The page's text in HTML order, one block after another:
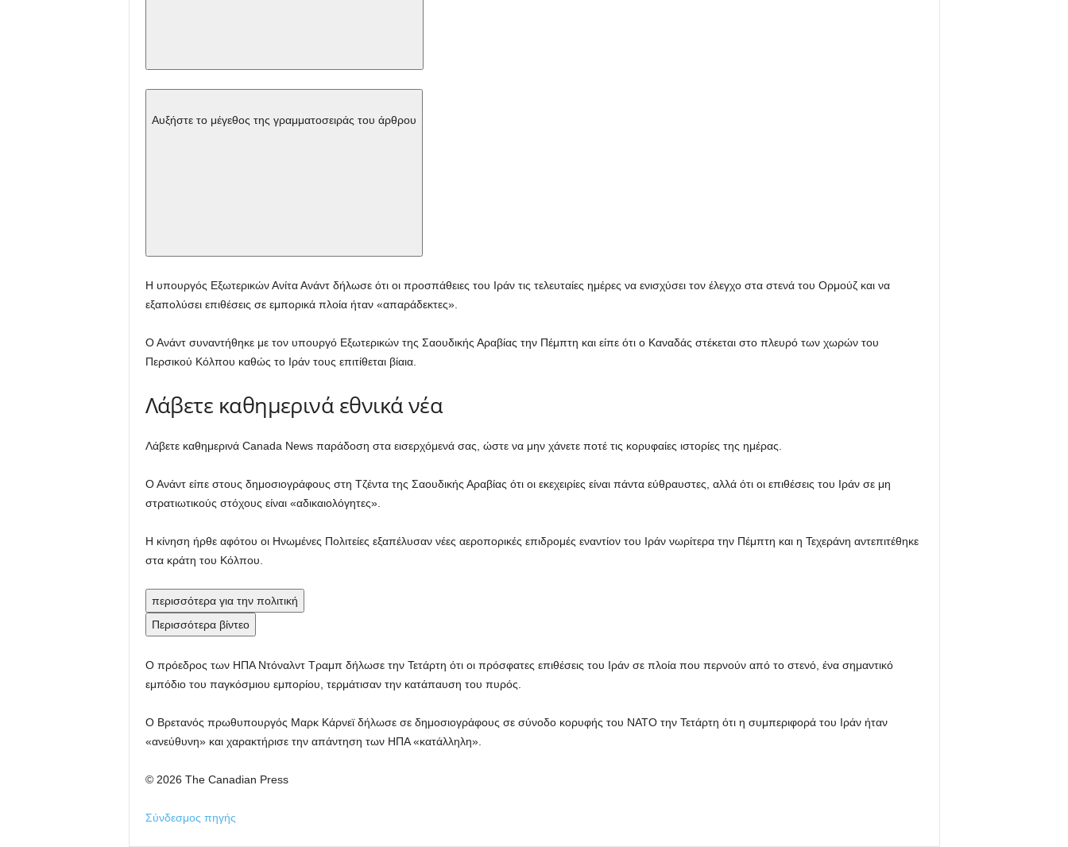
Αυξήστε το μέγεθος της γραμματοσειράς του άρθρου
Η υπουργός Εξωτερικών Ανίτα Ανάντ δήλωσε ότι οι προσπάθειες του Ιράν τις τελευταίες ημέρες να ενισχύσει τον έλεγχο στα στενά του Ορμούζ και να
εξαπολύσει επιθέσεις σε εμπορικά πλοία ήταν «απαράδεκτες».
Ο Ανάντ συναντήθηκε με τον υπουργό Εξωτερικών της Σαουδικής Αραβίας την Πέμπτη και είπε ότι ο Καναδάς στέκεται στο πλευρό των χωρών του
Περσικού Κόλπου καθώς το Ιράν τους επιτίθεται βίαια.
Λάβετε καθημερινά εθνικά νέα
Λάβετε καθημερινά Canada News παράδοση στα εισερχόμενά σας, ώστε να μην χάνετε ποτέ τις κορυφαίες ιστορίες της ημέρας.
Ο Ανάντ είπε στους δημοσιογράφους στη Τζέντα της Σαουδικής Αραβίας ότι οι εκεχειρίες είναι πάντα εύθραυστες, αλλά ότι οι επιθέσεις του Ιράν σε μη
στρατιωτικούς στόχους είναι «αδικαιολόγητες».
Η κίνηση ήρθε αφότου οι Ηνωμένες Πολιτείες εξαπέλυσαν νέες αεροπορικές επιδρομές εναντίον του Ιράν νωρίτερα την Πέμπτη και η Τεχεράνη αντεπιτέθηκε
στα κράτη του Κόλπου.
περισσότερα για την πολιτική
Περισσότερα βίντεο
Ο πρόεδρος των ΗΠΑ Ντόναλντ Τραμπ δήλωσε την Τετάρτη ότι οι πρόσφατες επιθέσεις του Ιράν σε πλοία που περνούν από το στενό, ένα σημαντικό
εμπόδιο του παγκόσμιου εμπορίου, τερμάτισαν την κατάπαυση του πυρός.
Ο Βρετανός πρωθυπουργός Μαρκ Κάρνεϊ δήλωσε σε δημοσιογράφους σε σύνοδο κορυφής του ΝΑΤΟ την Τετάρτη ότι η συμπεριφορά του Ιράν ήταν
«ανεύθυνη» και χαρακτήρισε την απάντηση των ΗΠΑ «κατάλληλη».
© 2026 The Canadian Press
Σύνδεσμος πηγής